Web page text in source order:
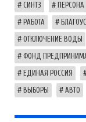
СИНТЗ ПЕРСОНА
РАБОТА
ОТКЛЮЧЕНИЕ ВОДЫ
ФОНД
ЕДИНАЯ РОССИЯ
ВЫБОРЫ АВТО